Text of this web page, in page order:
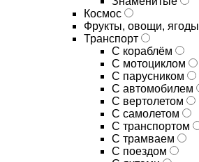
Космос
Фрукты, овощи, ягоды
Транспорт
С кораблём
С мотоциклом
С парусником
С автомобилем
С вертолетом
С самолетом
С транспортом
С трамваем
С поездом